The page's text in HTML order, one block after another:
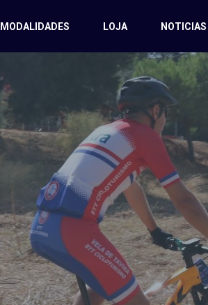
MODALIDADES LOJA NOTICIAS